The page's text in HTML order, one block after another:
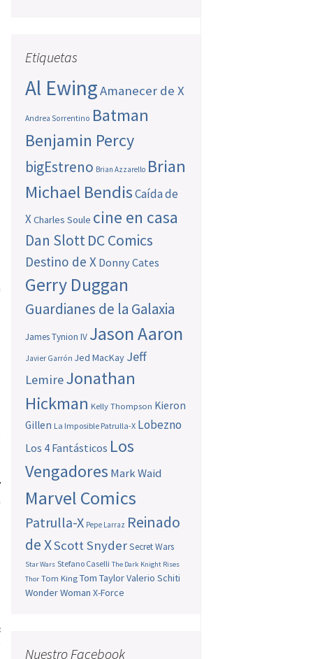
Etiquetas
Al EwingAmanecer de X
Andrea Sorrentino Batman
Benjamin Percy
bigEstreno Brian Azzarello Brian
Michael BendisCaída de
XCharles Soule cine en casa
Dan SlottDC Comics
Destino de X Donny Cates
Gerry Duggan
Guardianes de la Galaxia
James Tynion IV Jason Aaron
Javier Garrón Jed MacKay Jeff
LemireJonathan
Hickman Kelly Thompson Kieron
Gillen La Imposible Patrulla-X Lobezno
Los 4 Fantásticos Los
Vengadores Mark Waid
Marvel Comics
Patrulla-X Pepe Larraz Reinado
de XScott SnyderSecret Wars
Star Wars Stefano Caselli The Dark Knight Rises
Thor Tom King Tom TaylorValerio Schiti
Wonder Woman X-Force
Nuestro Facebook